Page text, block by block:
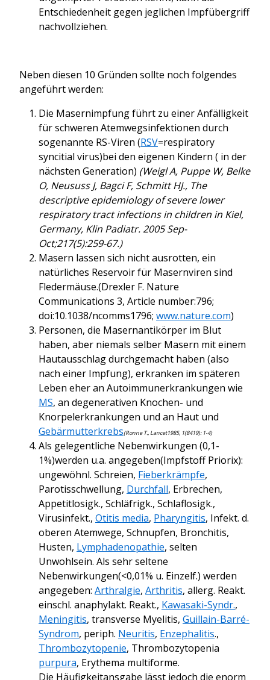
Entschiedenheit gegen jeglichen Impfübergriff
nachvollziehen.
Neben diesen 10 Gründen sollte noch folgendes
angeführt werden:
Die Masernimpfung führt zu einer Anfälligkeit
für schweren Atemwegsinfektionen durch
sogenannte RS-Viren (RSV=respiratory
syncitial virus)bei den eigenen Kindern ( in der
nächsten Generation) (Weigl A, Puppe W, Belke
O, Neususs J, Bagci F, Schmitt HJ., The
descriptive epidemiology of severe lower
respiratory tract infections in children in Kiel,
Germany, Klin Padiatr. 2005 Sep-
Oct;217(5):259-67.)
Masern lassen sich nicht ausrotten, ein
natürliches Reservoir für Masernviren sind
Fledermäuse.(Drexler F. Nature
Communications 3, Article number:796;
doi:10.1038/ncomms1796; www.nature.com)
Personen, die Masernantikörper im Blut
haben, aber niemals selber Masern mit einem
Hautausschlag durchgemacht haben (also
nach einer Impfung), erkranken im späteren
Leben eher an Autoimmunerkrankungen wie
MS, an degenerativen Knochen- und
Knorpelerkrankungen und an Haut und
Gebärmutterkrebs(Ronne T., Lancet1985, 1(8419): 1-4)
Als gelegentliche Nebenwirkungen (0,1-
1%)werden u.a. angegeben(Impfstoff Priorix):
ungewöhnl. Schreien, Fieberkrämpfe,
Parotisschwellung, Durchfall, Erbrechen,
Appetitlosigk., Schläfrigk., Schlaflosigk.,
Virusinfekt., Otitis media, Pharyngitis, Infekt. d.
oberen Atemwege, Schnupfen, Bronchitis,
Husten, Lymphadenopathie, selten
Unwohlsein. Als sehr seltene
Nebenwirkungen(<0,01% u. Einzelf.) werden
angegeben: Arthralgie, Arthritis, allerg. Reakt.
einschl. anaphylakt. Reakt., Kawasaki-Syndr.,
Meningitis, transverse Myelitis, Guillain-Barré-
Syndrom, periph. Neuritis, Enzephalitis.,
Thrombozytopenie, Thrombozytopenia
purpura, Erythema multiforme.
Die Häufigkeitansgabe lässt jedoch die enorm